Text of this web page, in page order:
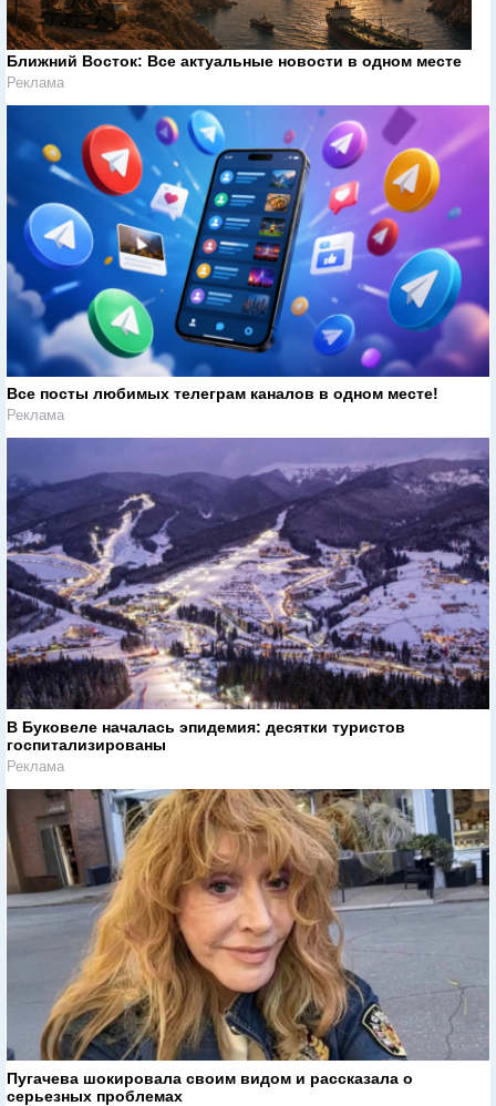
Ближний Восток: Все актуальные новости в одном месте
Реклама
Все посты любимых телеграм каналов в одном месте!
Реклама
В Буковеле началась эпидемия: десятки туристов
госпитализированы
Реклама
Пугачева шокировала своим видом и рассказала о
серьезных проблемах